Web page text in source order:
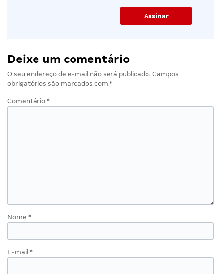
Deixe um comentário
O seu endereço de e-mail não será publicado. Campos
obrigatórios são marcados com *
Comentário *
Nome *
E-mail *